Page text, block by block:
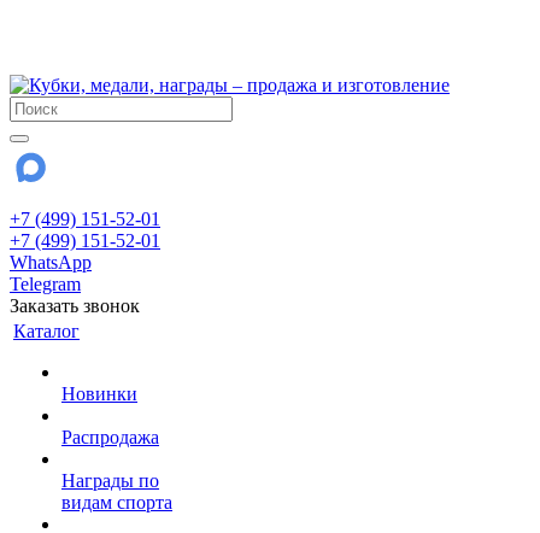
+7 (499) 151-52-01
+7 (499) 151-52-01
WhatsApp
Telegram
Заказать звонок
Каталог
Новинки
Распродажа
Награды по
видам спорта